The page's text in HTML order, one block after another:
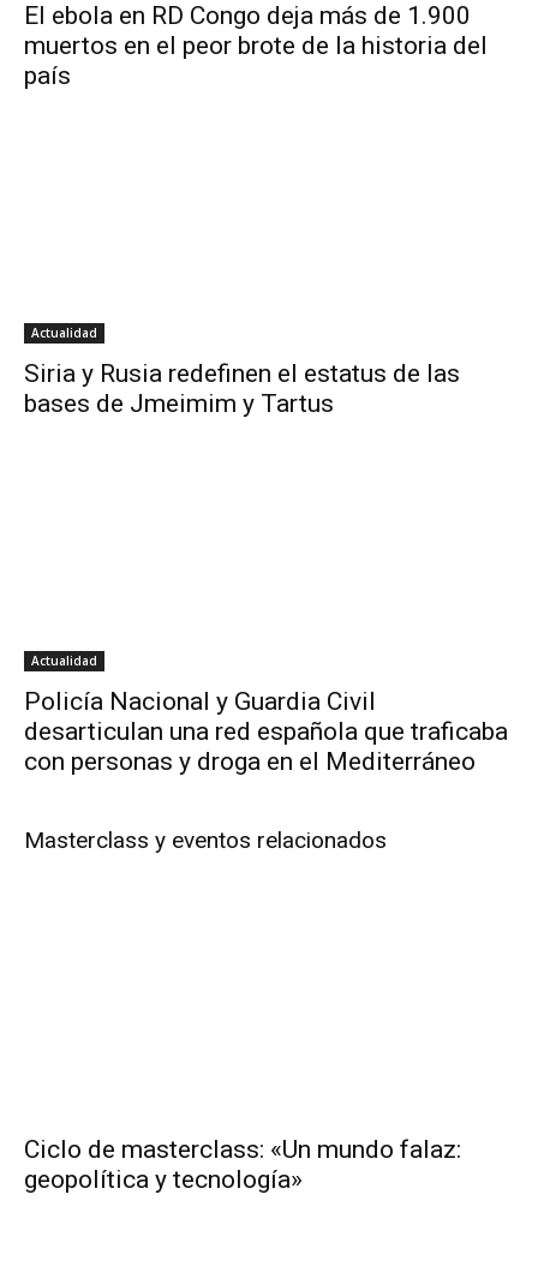
El ebola en RD Congo deja más de 1.900
muertos en el peor brote de la historia del
país
Actualidad
Siria y Rusia redefinen el estatus de las
bases de Jmeimim y Tartus
Actualidad
Policía Nacional y Guardia Civil
desarticulan una red española que traficaba
con personas y droga en el Mediterráneo
Masterclass y eventos relacionados
Ciclo de masterclass: «Un mundo falaz:
geopolítica y tecnología»